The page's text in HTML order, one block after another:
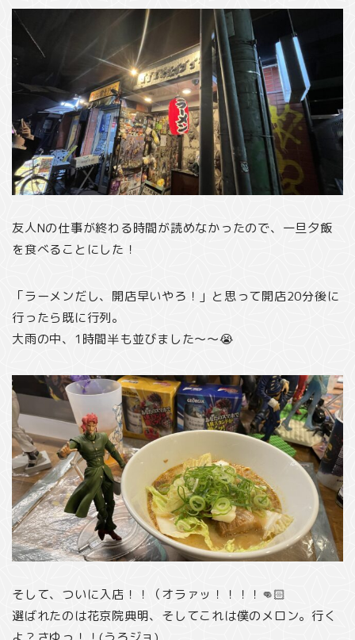
友人Nの仕事が終わる時間が読めなかったので、一旦夕飯
を食べることにした！
「ラーメンだし、開店早いやろ！」と思って開店20分後に
行ったら既に行列。
大雨の中、1時間半も並びました〜〜😭
そして、ついに入店！！（オラァッ！！！！👊🏻
選ばれたのは花京院典明、そしてこれは僕のメロン。行く